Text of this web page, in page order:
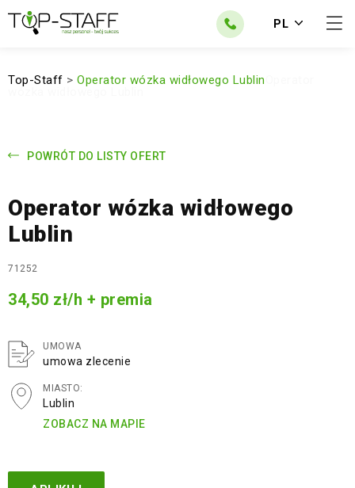
PL
Top-Staff > Operator wózka widłowego Lublin
POWRÓT DO LISTY OFERT
Operator wózka widłowego
Lublin
71252
34,50 zł/h + premia
UMOWA
umowa zlecenie
MIASTO:
Lublin
ZOBACZ NA MAPIE